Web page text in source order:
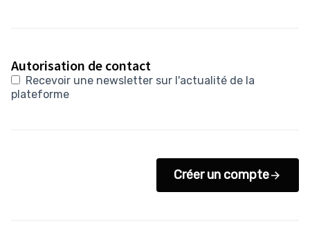
Autorisation de contact
Recevoir une newsletter sur l'actualité de la
plateforme
Créer un compte